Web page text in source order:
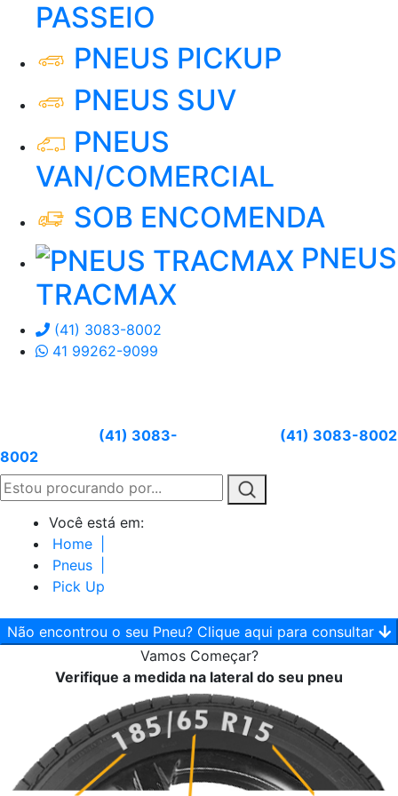
PASSEIO
PNEUS PICKUP
PNEUS SUV
PNEUS
VAN/COMERCIAL
SOB ENCOMENDA
PNEUS
TRACMAX
(41) 3083-8002
41 99262-9099
(41) 3083-
8002
(41) 3083-8002
Você está em:
Home
Pneus
Pick Up
Não encontrou o seu Pneu? Clique aqui para consultar
Vamos Começar?
Verifique a medida na lateral do seu pneu